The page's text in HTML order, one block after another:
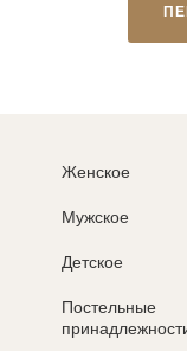
Женское
Мужское
Детское
Постельные